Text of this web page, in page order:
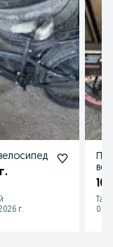
г.
10
01